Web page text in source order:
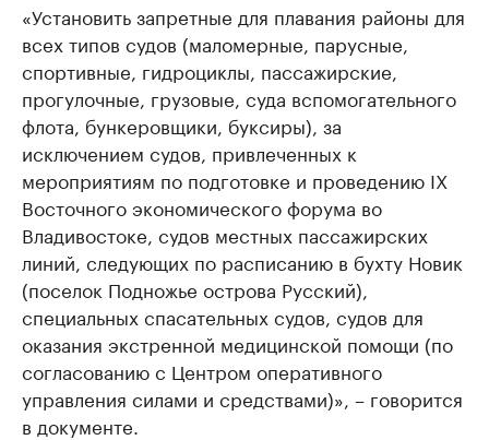
«Установить запретные для плавания районы для
всех типов судов (маломерные, парусные,
спортивные, гидроциклы, пассажирские,
прогулочные, грузовые, суда вспомогательного
флота, бункеровщики, буксиры), за
исключением судов, привлеченных к
мероприятиям по подготовке и проведению IX
Восточного экономического форума во
Владивостоке, судов местных пассажирских
линий, следующих по расписанию в бухту Новик
(поселок Подножье острова Русский),
специальных спасательных судов, судов для
оказания экстренной медицинской помощи (по
согласованию с Центром оперативного
управления силами и средствами)», – говорится
в документе.